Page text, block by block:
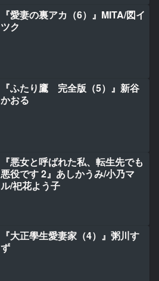
『愛妻の裏アカ（6）』MITA/図イ
ツク
『ふたり鷹 完全版（5）』新谷
かおる
『悪女と呼ばれた私、転生先でも
悪役です 2』あしかうみ/小乃マ
ル/祀花よう子
『大正學生愛妻家（4）』粥川す
ず